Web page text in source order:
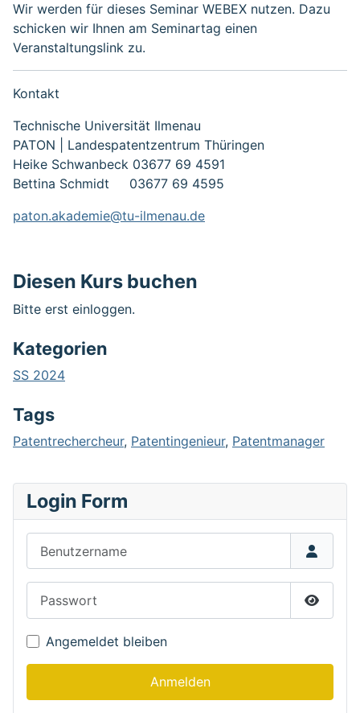
Wir werden für dieses Seminar WEBEX nutzen. Dazu
schicken wir Ihnen am Seminartag einen
Veranstaltungslink zu.
Kontakt
Technische Universität Ilmenau
PATON | Landespatentzentrum Thüringen
Heike Schwanbeck 03677 69 4591
Bettina Schmidt 03677 69 4595
paton.akademie@tu-ilmenau.de
Diesen Kurs buchen
Bitte erst einloggen.
Kategorien
SS 2024
Tags
Patentrechercheur, Patentingenieur, Patentmanager
Login Form
Angemeldet bleiben
Anmelden